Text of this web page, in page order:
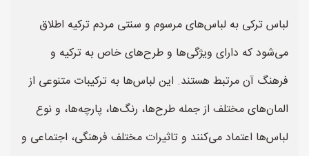
لباس ترکی به لباس‌های مرسوم و سنتی مردم ترکیه اطلاق
می‌شود که دارای ویژگی‌ها و طرح‌های خاص به ترکیه و
فرهنگ آن مرتبط هستند. این لباس‌ها به ترکیبات متنوعی از
المان‌های مختلف از جمله طرح‌ها، رنگ‌ها، پارچه‌ها، و نوع
لباس‌ها اعتماد می‌کنند و تاثیرات مختلف فرهنگی، اجتماعی و